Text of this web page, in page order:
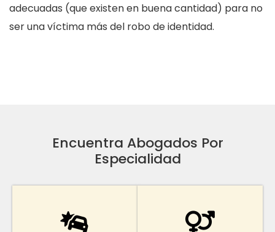
adecuadas (que existen en buena cantidad) para no
ser una víctima más del robo de identidad.
Encuentra Abogados Por
Especialidad